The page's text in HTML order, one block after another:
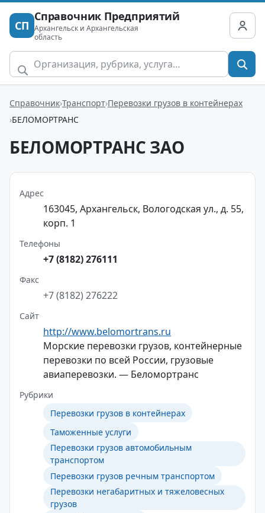
СП
Справочник Предприятий
Архангельск и Архангельская
область
Справочник Транспорт Перевозки грузов в контейнерах
БЕЛОМОРТРАНС
БЕЛОМОРТРАНС ЗАО
Адрес
163045, Архангельск, Вологодская ул., д. 55,
корп. 1
Телефоны
+7 (8182) 276111
Факс
+7 (8182) 276222
Сайт
http://www.belomortrans.ru
Морские перевозки грузов, контейнерные
перевозки по всей России, грузовые
авиаперевозки. — Беломортранс
Рубрики
Перевозки грузов в контейнерах
Таможенные услуги
Перевозки грузов автомобильным
транспортом
Перевозки грузов речным транспортом
Перевозки негабаритных и тяжеловесных
грузов